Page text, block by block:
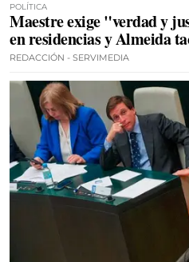
POLÍTICA
Maestre exige "verdad y
en residencias y Almeida
REDACCIÓN - SERVIMEDIA